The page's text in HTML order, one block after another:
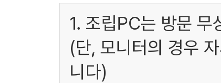
1. 조립PC는 방문
(단, 모니터의 경우
니다)